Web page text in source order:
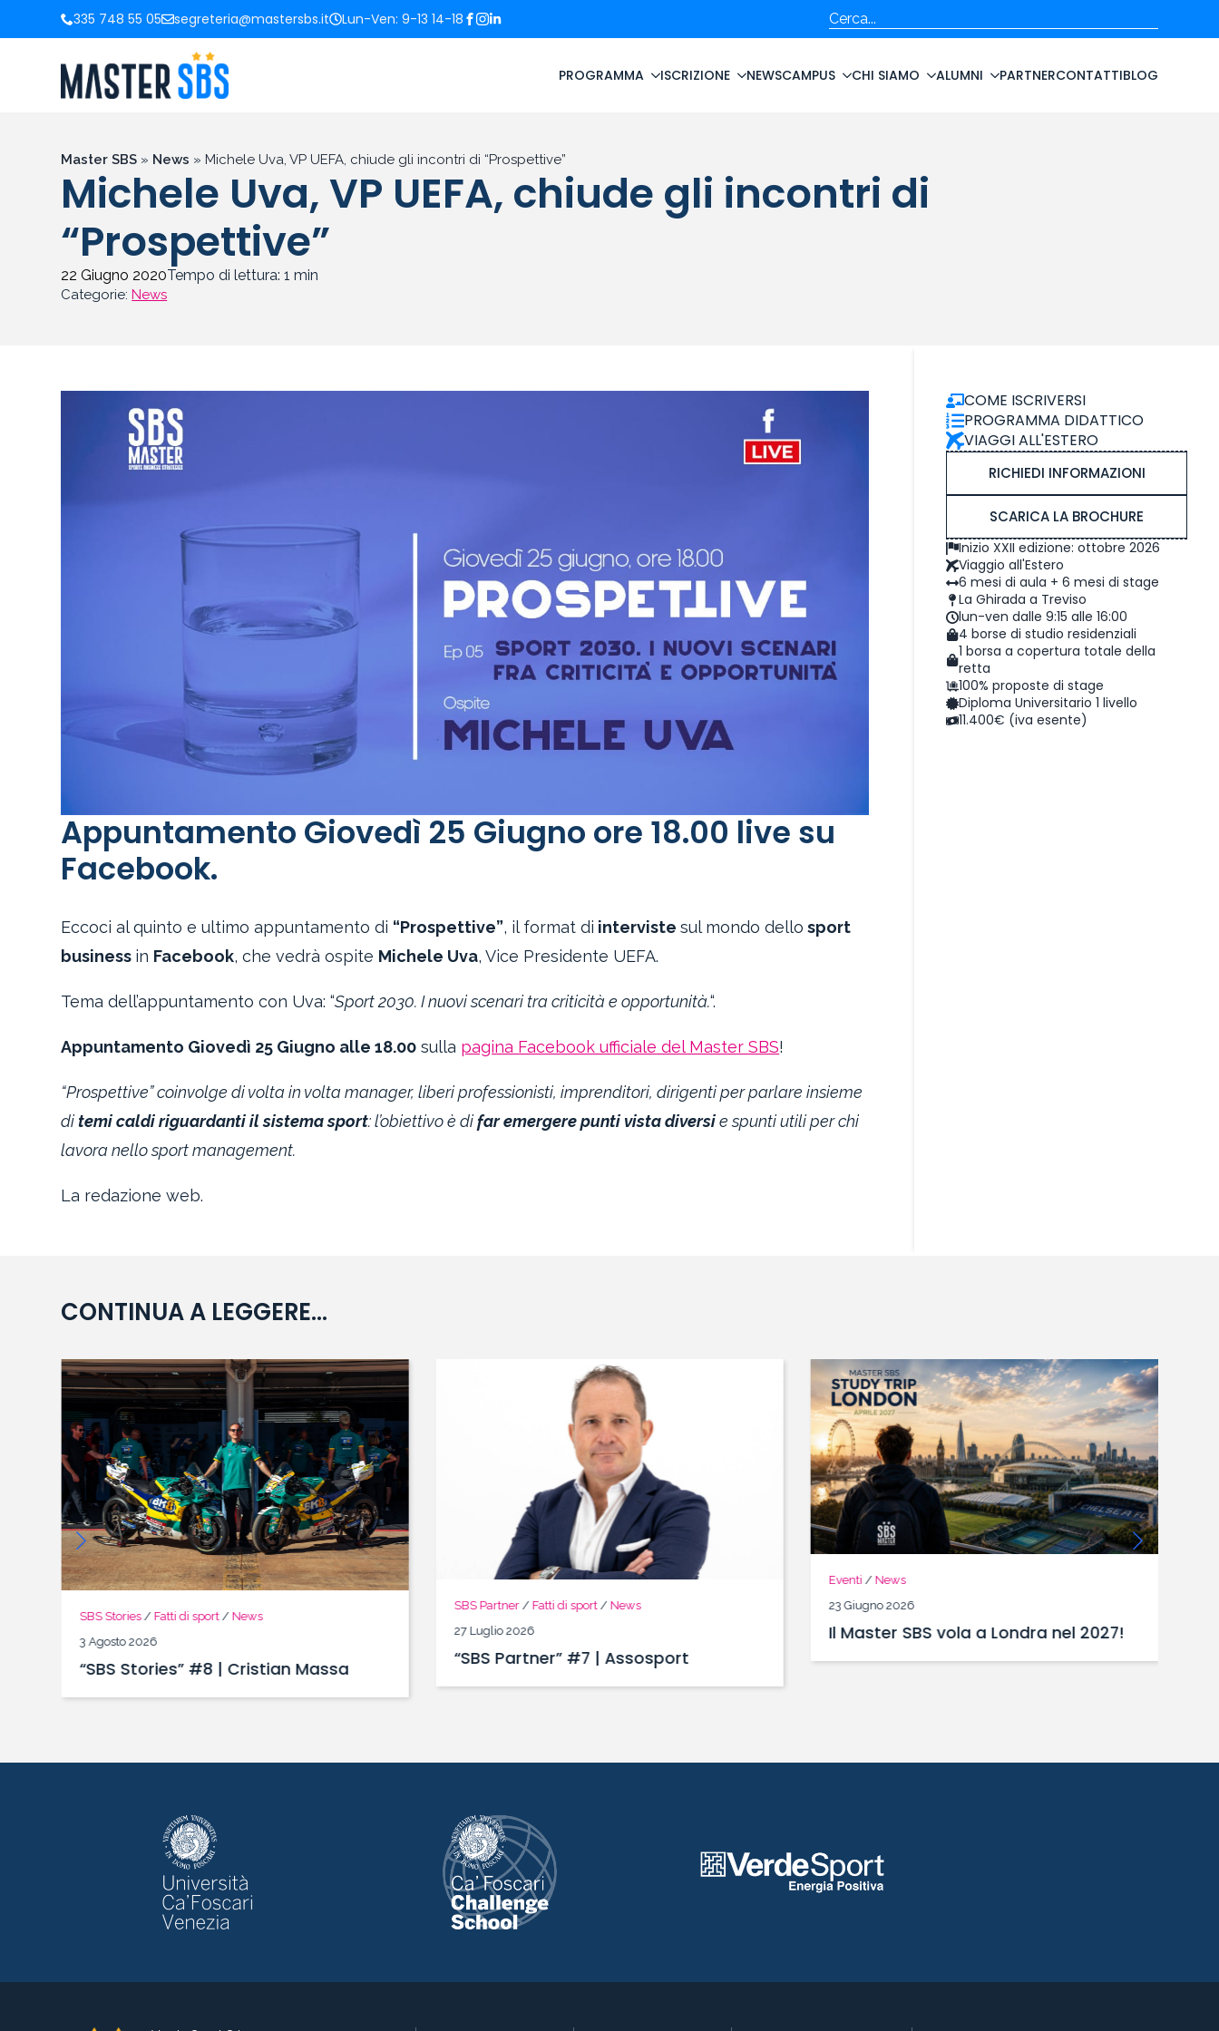
335 748 55 05 segreteria@mastersbs.it Lun-Ven: 9-13 14-18 Cerca
PROGRAMMA ISCRIZIONE NEWSCAMPUS CHI SIAMO ALUMNI PARTNERCONTATTIBLOG
Master SBS » News » Michele Uva, VP UEFA, chiude gli incontri di “Prospettive”
Michele Uva, VP UEFA, chiude gli incontri di
“Prospettive”
22 Giugno 2020Tempo di lettura:1 min
Categorie:News
Appuntamento Giovedì 25 Giugno ore 18.00 live su
Facebook.
Eccoci al quinto e ultimo appuntamento di “Prospettive”, il format di intervistesul mondo dello sport
business in Facebook, che vedrà ospite Michele Uva, Vice Presidente UEFA.
Tema dell’appuntamento con Uva: “Sport 2030. I nuovi scenari tra criticità e opportunità.“.
Appuntamento Giovedì 25 Giugno alle 18.00 sulla pagina Facebook ufficiale del Master SBS!
“Prospettive” coinvolge di volta in volta manager, liberi professionisti, imprenditori, dirigenti per parlare insieme
ditemi caldi riguardanti il sistema sport: l’obiettivo è difar emergere punti vista diversie spunti utili per chi
lavora nello sport management.
La redazione web.
COME ISCRIVERSI
PROGRAMMA DIDATTICO
VIAGGI ALL'ESTERO
RICHIEDI INFORMAZIONI
SCARICA LA BROCHURE
Inizio XXII edizione: ottobre 2026
Viaggio all'Estero
6 mesi di aula + 6 mesi di stage
La Ghirada a Treviso
lun-ven dalle 9:15 alle 16:00
4 borse di studio residenziali
1 borsa a copertura totale della
retta
100% proposte di stage
Diploma Universitario 1 livello
11.400€ (iva esente)
CONTINUA A LEGGERE...
SBS Stories/ Fatti di sport/ News
3 Agosto 2026
“SBS Stories” #8 | Cristian Massa
SBS Partner/ Fatti di sport/ News
27 Luglio 2026
“SBS Partner” #7 | Assosport
Eventi / News
23 Giugno 2026
Il Master SBS vola a Londra nel 2027!